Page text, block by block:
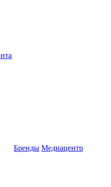
Бренды Медиацентр